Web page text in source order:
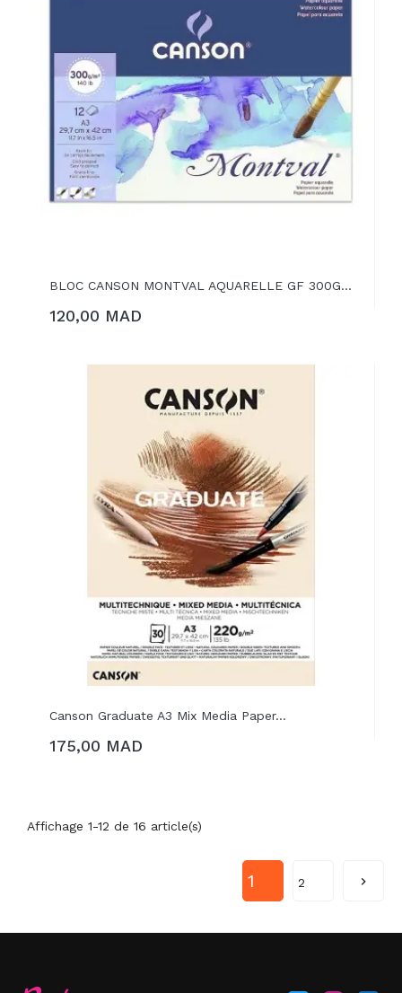
BLOC CANSON MONTVAL AQUARELLE GF 300G...
120,00 MAD
Canson Graduate A3 Mix Media Paper...
175,00 MAD
Affichage 1-12 de 16 article(s)
1 2 